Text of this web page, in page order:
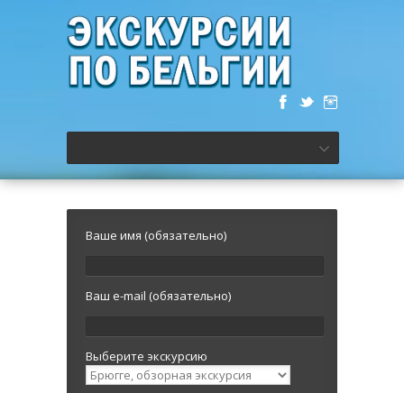
Ваше имя (обязательно)
Ваш e-mail (обязательно)
Выберите экскурсию